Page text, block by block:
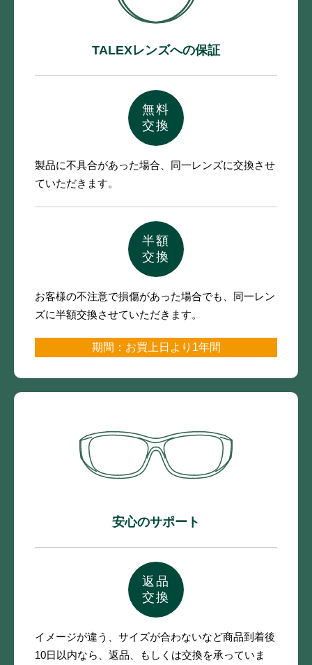
TALEXレンズへの保証
無料
交換
製品に不具合があった場合、
同一レンズに交換させ
ていただきます。
半額
交換
お客様の不注意で損傷があった場合でも、
同一レン
ズに半額交換させていただきます。
期間：お買上日より1年間
安心のサポート
返品
交換
イメージが違う、サイズが合わないなど商品到着後
10日以内なら、 返品、もしくは交換を承っていま